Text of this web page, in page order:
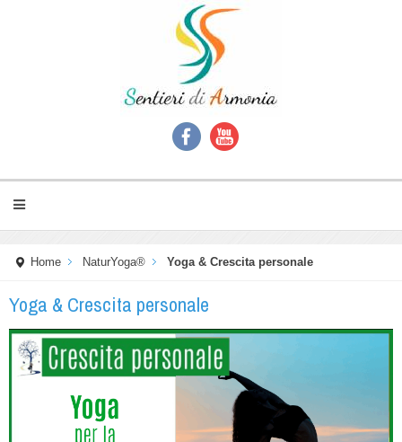
Home NaturYoga® Yoga & Crescita personale
Yoga & Crescita personale